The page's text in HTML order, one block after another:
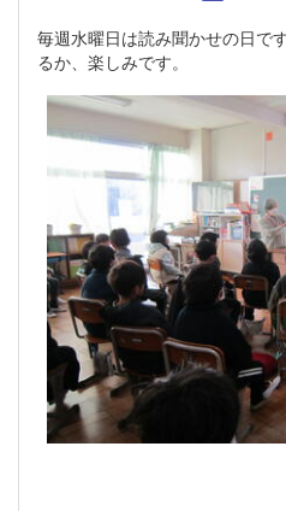
毎週水曜日は読み聞かせの日で
るか、楽しみです。